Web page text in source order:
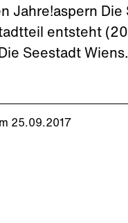
25.09.2017
Jahre!aspern Die
entsteht
Seestadt